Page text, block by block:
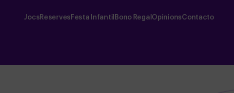
Jocs Reserves Festa Infantil Bono Regal OpinionsContacto